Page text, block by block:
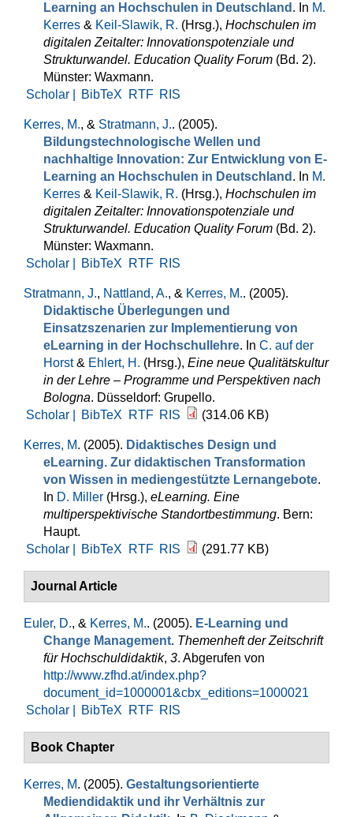
Learning an Hochschulen in Deutschland . In M.
Kerres & Keil-Slawik, R. (Hrsg.), Hochschulen im
digitalen Zeitalter: Innovationspotenziale und
Strukturwandel. Education Quality Forum (Bd. 2).
Münster: Waxmann.
Scholar |
BibTeX RTF RIS
Kerres, M., & Stratmann, J.. (2005).
Bildungstechnologische Wellen und
nachhaltige Innovation: Zur Entwicklung von E-
Learning an Hochschulen in Deutschland . In M.
Kerres & Keil-Slawik, R. (Hrsg.), Hochschulen im
digitalen Zeitalter: Innovationspotenziale und
Strukturwandel. Education Quality Forum (Bd. 2).
Münster: Waxmann.
Scholar |
BibTeX RTF RIS
Stratmann, J., Nattland, A., & Kerres, M.. (2005).
Didaktische Überlegungen und
Einsatzszenarien zur Implementierung von
eLearning in der Hochschullehre. In C. auf der
Horst& Ehlert, H. (Hrsg.), Eine neue Qualitätskultur
in der Lehre – Programme und Perspektiven nach
Bologna. Düsseldorf: Grupello.
Scholar |
BibTeX RTF RIS (314.06 KB)
Kerres, M. (2005). Didaktisches Design und
eLearning. Zur didaktischen Transformation
von Wissen in mediengestützte Lernangebote.
In D. Miller (Hrsg.), eLearning. Eine
multiperspektivische Standortbestimmung. Bern:
Haupt.
Scholar |
BibTeX RTF RIS (291.77 KB)
Journal Article
Euler, D., & Kerres, M.. (2005). E-Learning und
Change Management. Themenheft der Zeitschrift
für Hochschuldidaktik, 3. Abgerufen von
http://www.zfhd.at/index.php?
document_id=1000001&cbx_editions=1000021
Scholar |
BibTeX RTF RIS
Book Chapter
Kerres, M. (2005). Gestaltungsorientierte
Mediendidaktik und ihr Verhältnis zur